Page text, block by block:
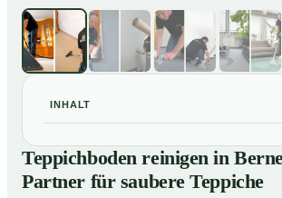
INHALT
01Teppichboden reinigen in Berne – Ihr
saubere Teppiche
Teppichboden reinigen in
Partner für saubere Teppiche